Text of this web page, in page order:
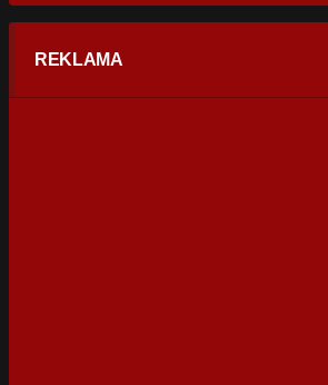
REKLAMA